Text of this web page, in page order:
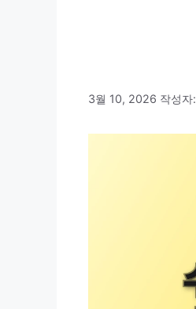
3월 10, 2026 작성자: